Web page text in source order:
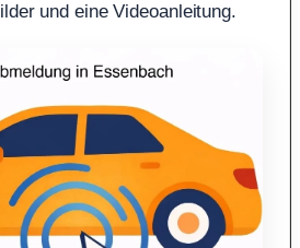
und eine Videoanleitung.